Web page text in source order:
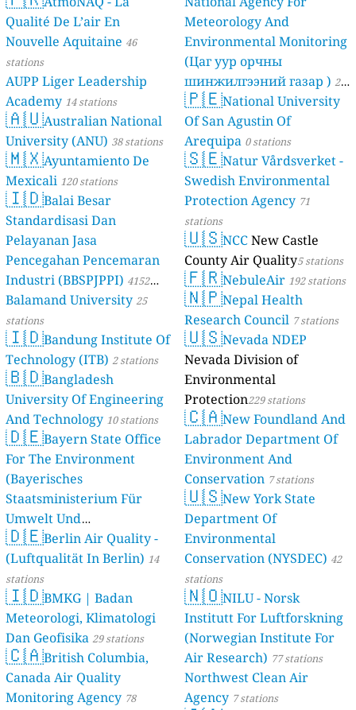
Qualité De L’air En
Nouvelle Aquitaine 46
stations
AUPP Liger Leadership
Academy 14 stations
🇦🇺Australian National
University (ANU) 38 stations
🇲🇽Ayuntamiento De
Mexicali 120 stations
🇮🇩Balai Besar
Standardisasi Dan
Pelayanan Jasa
Pencegahan Pencemaran
Industri (BBSPJPPI) 4152
stations
Balamand University25
stations
🇮🇩Bandung Institute Of
Technology (ITB) 2 stations
🇧🇩Bangladesh
University Of Engineering
And Technology 10 stations
🇩🇪Bayern State Office
For The Environment
(Bayerisches
Staatsministerium Für
Umwelt Und
Verbraucherschutz) - LfU
46 stations
🇩🇪Berlin Air Quality -
(Luftqualität In Berlin) 14
stations
🇮🇩BMKG | Badan
Meteorologi, Klimatologi
Dan Geofisika 29 stations
🇨🇦British Columbia,
Canada Air Quality
Monitoring Agency 78
Meteorology And
Environmental Monitoring
(Цаг уур орчны
шинжилгээний газар ) 21
stations
🇵🇪National University
Of San Agustin Of
Arequipa 0 stations
🇸🇪Natur Vårdsverket -
Swedish Environmental
Protection Agency 71
stations
🇺🇸NCCNew Castle
County Air Quality5 stations
🇫🇷NebuleAir 192 stations
🇳🇵Nepal Health
Research Council 7 stations
🇺🇸Nevada NDEP
Nevada Division of
Environmental
Protection229 stations
🇨🇦New Foundland And
Labrador Department Of
Environment And
Conservation 7 stations
🇺🇸New York State
Department Of
Environmental
Conservation (NYSDEC) 42
stations
🇳🇴NILU - Norsk
Institutt For Luftforskning
(Norwegian Institute For
Air Research) 77 stations
Northwest Clean Air
Agency 7 stations